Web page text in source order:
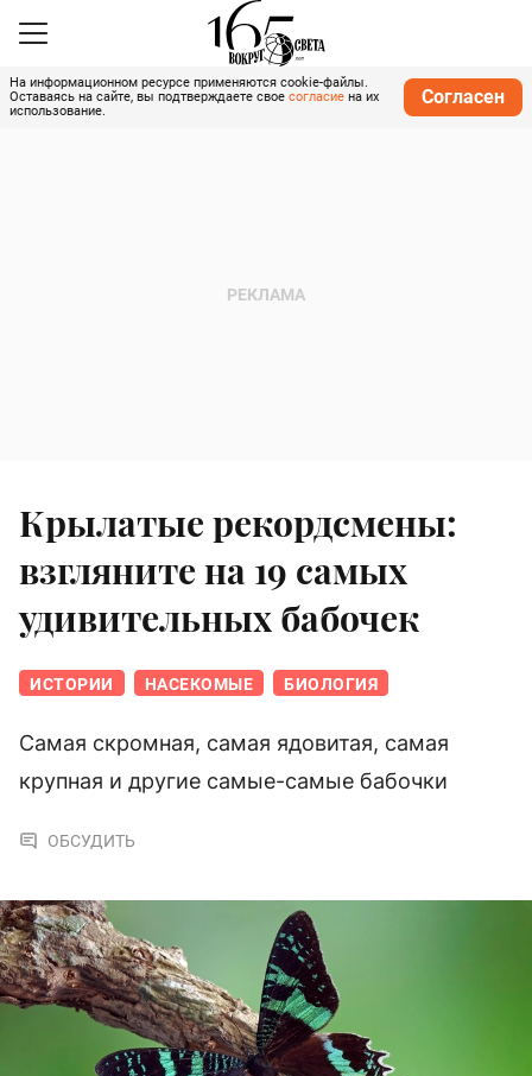
На информационном ресурсе применяются cookie-файлы.
Оставаясь на сайте, вы подтверждаете свое согласие на их
использование.
Согласен
Крылатые рекордсмены:
взгляните на 19 самых
удивительных бабочек
ИСТОРИИ НАСЕКОМЫЕ БИОЛОГИЯ
Самая скромная, самая ядовитая, самая
крупная и другие самые-самые бабочки
ОБСУДИТЬ